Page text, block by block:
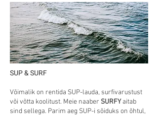
SUP & SURF
Võimalik on rentida SUP-lauda, surfivarustust
või võtta koolitust. Meie naaber SURFYaitab
sind sellega. Parim aeg SUP-i sõiduks on õhtul,